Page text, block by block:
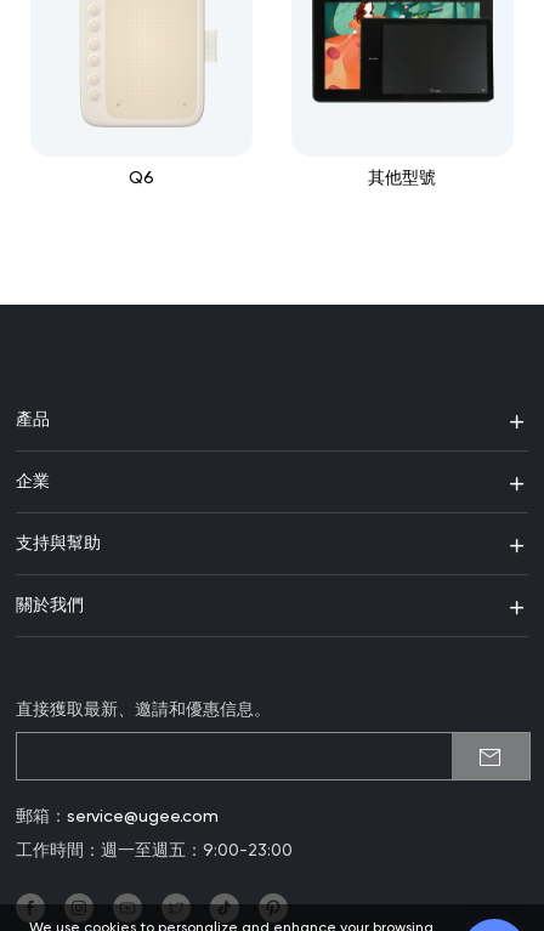
Q6 其他型號
產品
企業
支持與幫助
關於我們
直接獲取最新、邀請和優惠信息。
郵箱：service@ugee.com
工作時間：週一至週五：9:00-23:00